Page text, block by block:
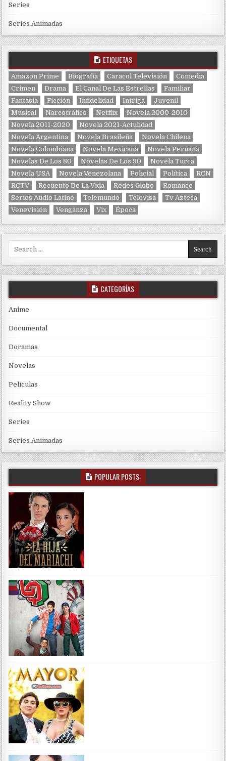
Series
Series Animadas
ETIQUETAS
Amazon Prime Biografía Caracol Televisión
Comedia
Crimen
Drama El Canal De Las Estrellas
Familiar
Fantasía
Ficción Infidelidad Intriga
Juvenil
Musical
Narcotráfico Netflix
Novela 2000-2010
Novela 2011-2020
Novela 2021-Actulidad
Novela Argentina
Novela Brasileña
Novela Chilena
Novela Colombiana
Novela Mexicana
Novela Peruana
Novelas De Los 80
Novelas De Los 90
Novela Turca
Novela USA
Novela Venezolana Policial Política
RCN
RCTV
Recuento De La Vida Redes Globo
Romance
Series Audio Latino
Telemundo Televisa
Tv Azteca
Venevisión
Venganza Vix Época
Search for:
CATEGORÍAS
Anime
Documental
Doramas
Novelas
Películas
Reality Show
Series
Series Animadas
POPULAR POSTS: